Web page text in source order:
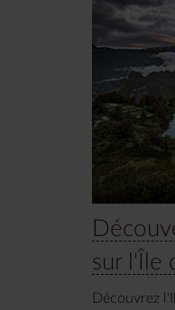
sur l'Île
Découvrez